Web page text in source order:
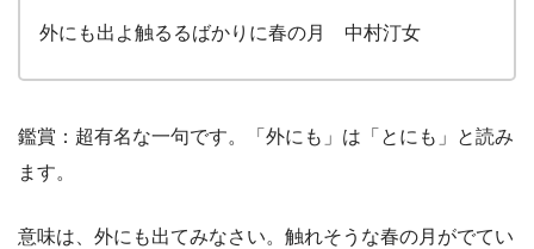
外にも出よ触るるばかりに春の月 中村汀女
鑑賞：超有名な一句です。「外にも」は「とにも」と読み
ます。
意味は、外にも出てみなさい。触れそうな春の月がでてい